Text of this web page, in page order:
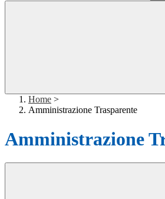
Home >
Amministrazione Trasparente
Amministrazione